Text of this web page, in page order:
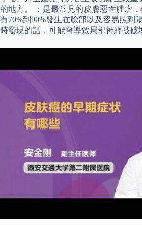
的地方。 ：是最常見的皮膚惡性腫瘤，
有70%到90%發生在臉部以及容易照到
時發現的話，可能會導致局部神經被破